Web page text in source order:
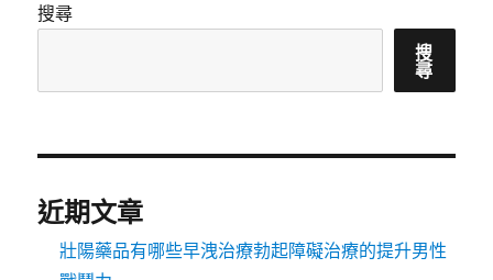
搜尋
搜
尋
近期文章
壯陽藥品有哪些早洩治療勃起障礙治療的提升男性